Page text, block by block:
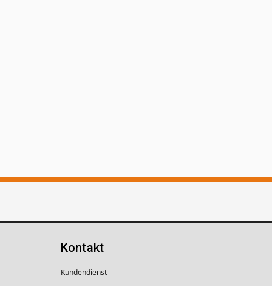
Kontakt
Kundendienst